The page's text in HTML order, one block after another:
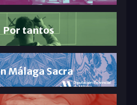
Por tantos
Málaga Sacra